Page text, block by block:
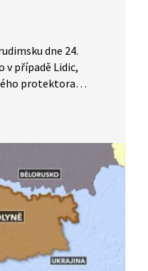
dne 24.
v případě Lidic,
protektora
Ležáků bylo
dívky, které nacisté
Reportáž
reflektuje
které dodnes